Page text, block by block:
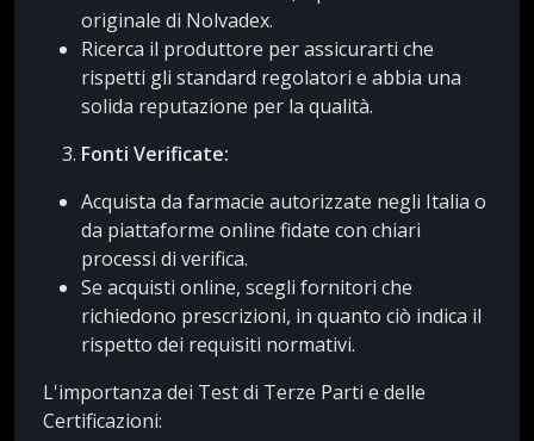
originale di Nolvadex.
Ricerca il produttore per assicurarti che
rispetti gli standard regolatori e abbia una
solida reputazione per la qualità.
Fonti Verificate:
Acquista da farmacie autorizzate negli Italia o
da piattaforme online fidate con chiari
processi di verifica.
Se acquisti online, scegli fornitori che
richiedono prescrizioni, in quanto ciò indica il
rispetto dei requisiti normativi.
L'importanza dei Test di Terze Parti e delle
Certificazioni: